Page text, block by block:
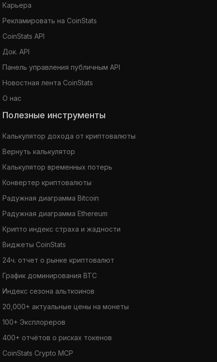
Карьера
Рекламировать на CoinStats
CoinStats API
Док. API
Панель управления публичным API
Новостная лента CoinStats
О нас
Полезные инструменты
Калькулятор дохода от криптовалюты
Вернуть калькулятор
Калькулятор временных потерь
Конвертер криптовалюты
Радужная диаграмма Bitcoin
Радужная диаграмма Ethereum
Крипто индекс страха и жадности
Виджеты CoinStats
24ч. отчет о рынке криптовалют
График доминирования BTC
Индекс сезона альткоинов
20,000+ актуальные цены на монеты
100+ Эксплореров
400+ отчётов о рисках токенов
CoinStats Crypto MCP